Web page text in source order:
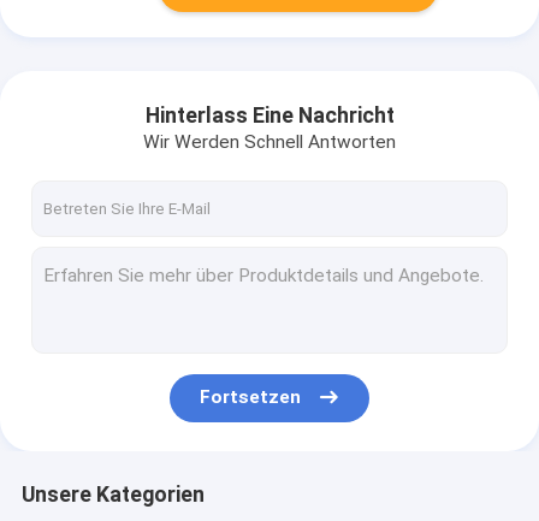
Hinterlass Eine Nachricht
Wir Werden Schnell Antworten
Fortsetzen
Unsere Kategorien